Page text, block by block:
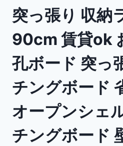
突っ張り 収納
90cm 賃貸ok
孔ボード 突っ
チングボード
オープンシェ
チングボード